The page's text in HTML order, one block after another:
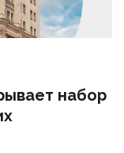
набор